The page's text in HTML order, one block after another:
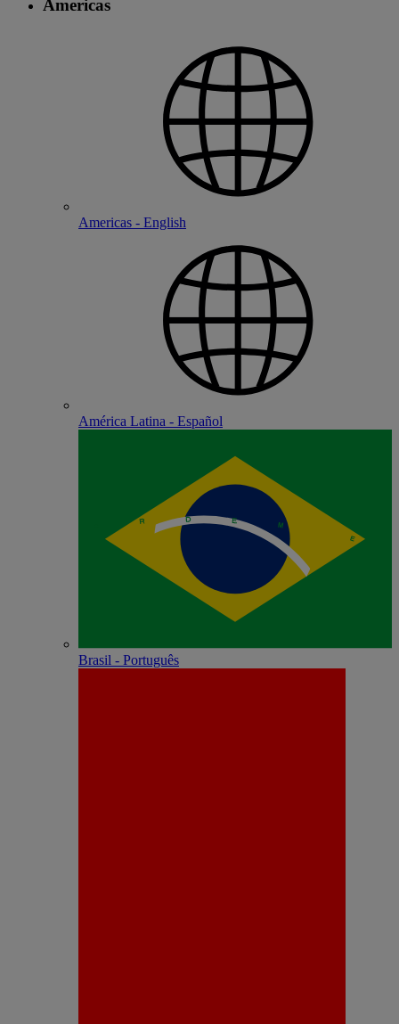
Americas
Americas - English
América Latina - Español
Brasil - Português